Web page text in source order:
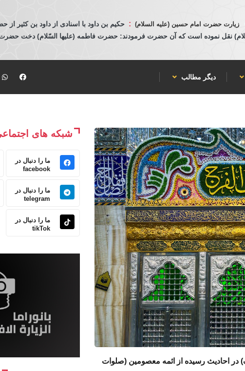
زیارت حضرت امام حسین (علیه السلام) : حكيم بن داود با اسنادی از داود بن كثير
نقل نموده است كه آن حضرت فرمودند: حضرت فاطمه (عليها السّلام) دخت
دیگر مطالب
احادیث رسیده از ائمه معصومین (صلوات
شبکه های
ما را دنبال در
facebook
ما را دنبال در
telegram
ما را دنبال در
tikTok